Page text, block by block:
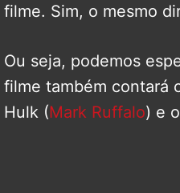
filme. Sim, o mesmo
Ou seja, podemos
filme também contará
Hulk (Mark Ruffalo) e